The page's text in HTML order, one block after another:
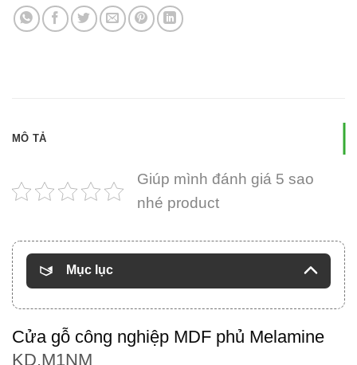
MÔ TẢ
Giúp mình đánh giá 5 sao
nhé product
Mục lục
Cửa gỗ công nghiệp MDF phủ Melamine
KD.M1NM